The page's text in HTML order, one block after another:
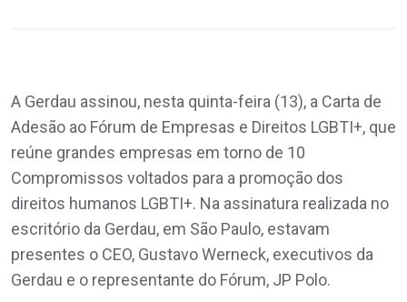
A Gerdau assinou, nesta quinta-feira (13), a Carta de
Adesão ao Fórum de Empresas e Direitos LGBTI+, que
reúne grandes empresas em torno de 10
Compromissos voltados para a promoção dos
direitos humanos LGBTI+. Na assinatura realizada no
escritório da Gerdau, em São Paulo, estavam
presentes o CEO, Gustavo Werneck, executivos da
Gerdau e o representante do Fórum, JP Polo.